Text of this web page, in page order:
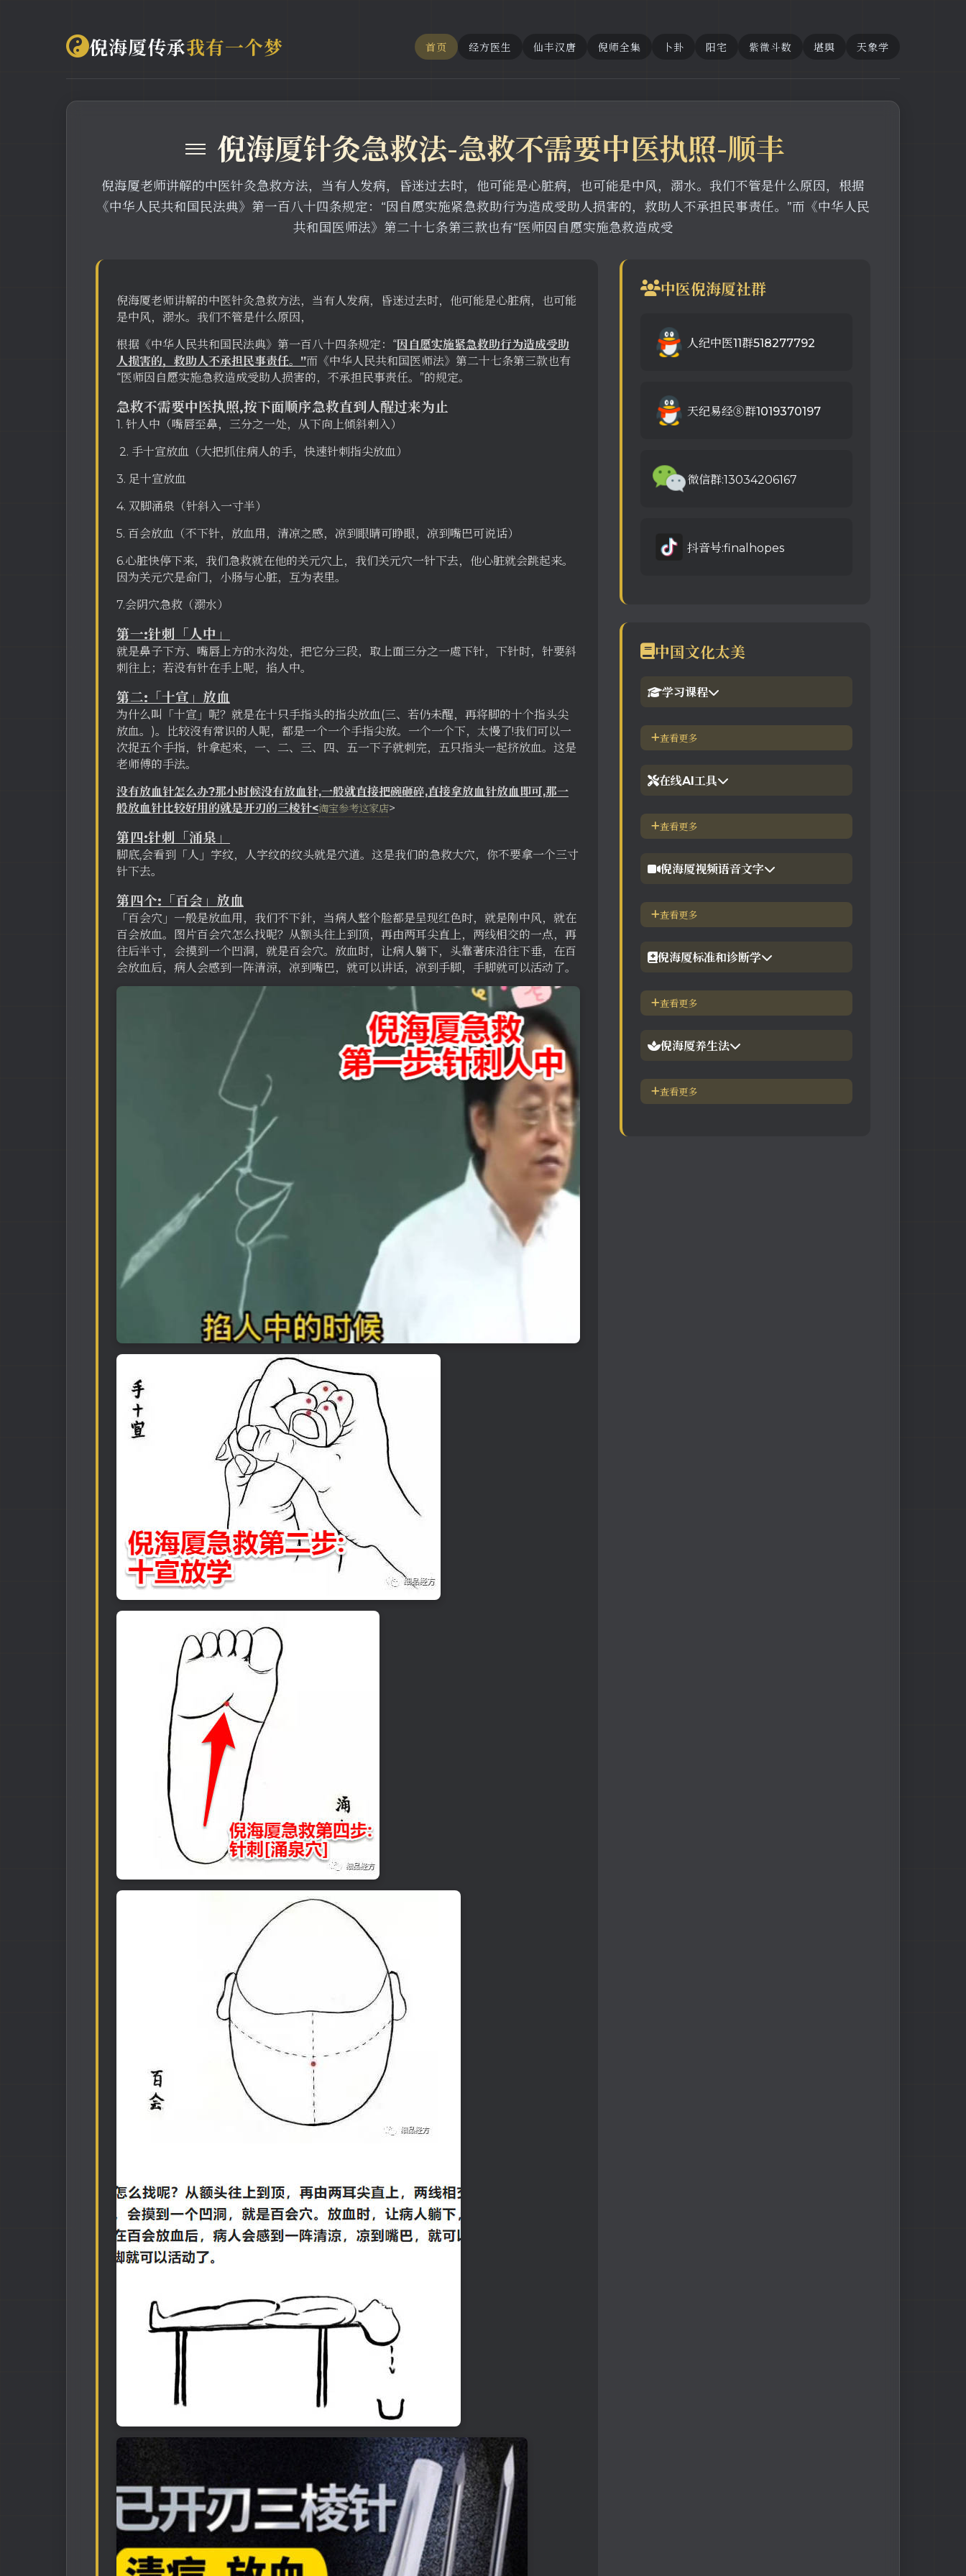
倪海厦传承我有一个梦 首页 经方医生 仙丰汉唐 倪师全集 卜卦 阳宅 紫微斗数 堪舆 天象学
≡ 倪海厦针灸急救法-急救不需要中医执照-顺丰
倪海厦老师讲解的中医针灸急救方法，当有人发病，昏迷过去时，他可能是心脏病，也可能是中风，溺水。我们不管是什么原因，根据
《中华人民共和国民法典》第一百八十四条规定：“因自愿实施紧急救助行为造成受助人损害的，救助人不承担民事责任。”而《中华人民
共和国医师法》第二十七条第三款也有“医师因自愿实施急救造成受
倪海厦老师讲解的中医针灸急救方法，当有人发病，昏迷过去时，他可能是心脏病，也可能
是中风，溺水。我们不管是什么原因，
根据《中华人民共和国民法典》第一百八十四条规定：“因自愿实施紧急救助行为造成受助
人损害的，救助人不承担民事责任。”而《中华人民共和国医师法》第二十七条第三款也有
“医师因自愿实施急救造成受助人损害的，不承担民事责任。”的规定。
急救不需要中医执照,按下面顺序急救直到人醒过来为止
1. 针人中（嘴唇至鼻，三分之一处，从下向上倾斜剌入）
2. 手十宣放血（大把抓住病人的手，快速针刺指尖放血）
3. 足十宣放血
4. 双脚涌泉（针斜入一寸半）
5. 百会放血（不下针，放血用，清凉之感，凉到眼睛可睁眼，凉到嘴巴可说话）
6.心脏快停下来，我们急救就在他的关元穴上，我们关元穴一针下去，他心脏就会跳起来。
因为关元穴是命门，小肠与心脏，互为表里。
7.会阴穴急救（溺水）
第一:针刺「人中」
就是鼻子下方、嘴唇上方的水沟处，把它分三段，取上面三分之一處下针，下针时，针要斜
刺往上；若没有针在手上呢，掐人中。
第二:「十宣」放血
为什么叫「十宣」呢？就是在十只手指头的指尖放血(三、若仍未醒，再将脚的十个指头尖
放血。)。比较沒有常识的人呢，都是一个一个手指尖放。一个一个下，太慢了!我们可以一
次捉五个手指，针拿起來，一、二、三、四、五一下子就刺完，五只指头一起挤放血。这是
老师傅的手法。
没有放血针怎么办?那小时候没有放血针,一般就直接把碗砸碎,直接拿放血针放血即可,那一
般放血针比较好用的就是开刃的三棱针<淘宝参考这家店>
第四:针刺「涌泉」
脚底,会看到「人」字纹，人字纹的纹头就是穴道。这是我们的急救大穴，你不要拿一个三寸
针下去。
第四个:「百会」放血
「百会穴」一般是放血用，我们不下針，当病人整个脸都是呈现红色时，就是刚中风，就在
百会放血。图片百会穴怎么找呢？从额头往上到顶，再由两耳尖直上，两线相交的一点，再
往后半寸，会摸到一个凹洞，就是百会穴。放血时，让病人躺下，头靠著床沿往下垂，在百
会放血后，病人会感到一阵清涼，凉到嘴巴，就可以讲话，凉到手脚，手脚就可以活动了。
中医倪海厦社群
人纪中医11群518277792
天纪易经⑧群1019370197
微信群:13034206167
抖音号:finalhopes
中国文化太美
学习课程
1.倪海厦官网备份版
查看更多
在线AI工具
【工具】紫微斗数命理分析
查看更多
倪海厦视频语音文字
【视频】倪海厦-针灸大成
查看更多
倪海厦标准和诊断学
倪海厦简介-传奇人生
查看更多
倪海厦养生法
五脏逼毒法和易筋经
查看更多